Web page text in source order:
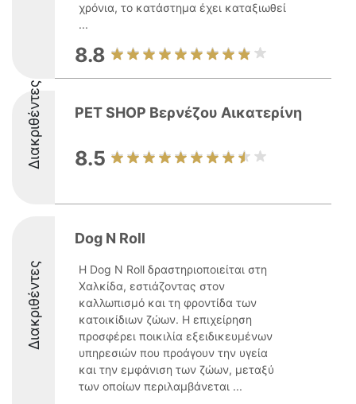
χρόνια, το κατάστημα έχει καταξιωθεί
...
8.8
Διακριθέντες PET SHOP Βερνέζου Αικατερίνη
8.5
Διακριθέντες
Dog N Roll
Η Dog N Roll δραστηριοποιείται στη
Χαλκίδα, εστιάζοντας στον
καλλωπισμό και τη φροντίδα των
κατοικίδιων ζώων. Η επιχείρηση
προσφέρει ποικιλία εξειδικευμένων
υπηρεσιών που προάγουν την υγεία
και την εμφάνιση των ζώων, μεταξύ
των οποίων περιλαμβάνεται ...